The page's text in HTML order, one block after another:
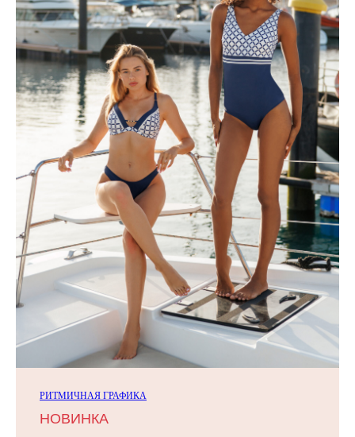
РИТМИЧНАЯ ГРАФИКА
НОВИНКА